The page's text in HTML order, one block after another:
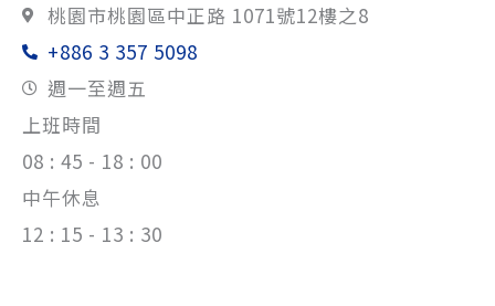
桃園市桃園區中正路 1071號12樓之8
+886 3 357 5098
週一至週五
上班時間
08 : 45 - 18 : 00
中午休息
12 : 15 - 13 : 30